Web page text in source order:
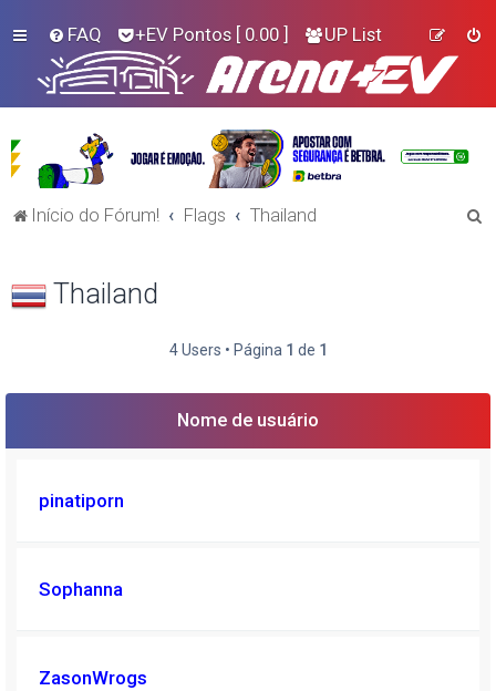
FAQ +EV Pontos [ 0.00 ] UP List
Início do Fórum! Flags Thailand
s
Thailand
4 Users • Página 1 de 1
Nome de usuário
pinatiporn
Sophanna
ZasonWrogs